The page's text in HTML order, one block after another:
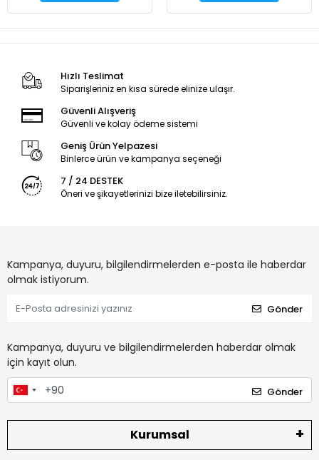
Hızlı Teslimat
Siparişleriniz en kısa sürede elinize ulaşır.
Güvenli Alışveriş
Güvenli ve kolay ödeme sistemi
Geniş Ürün Yelpazesi
Binlerce ürün ve kampanya seçeneği
7 / 24 DESTEK
Öneri ve şikayetlerinizi bize iletebilirsiniz.
Kampanya, duyuru, bilgilendirmelerden e-posta ile haberdar
olmak istiyorum.
Gönder
Kampanya, duyuru ve bilgilendirmelerden haberdar olmak
için kayıt olun.
Gönder
Kurumsal